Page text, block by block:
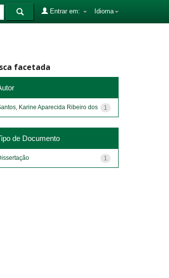
Idioma
Entrar em:
facetada
1
Karine Aparecida Ribeiro dos
de Documento
1